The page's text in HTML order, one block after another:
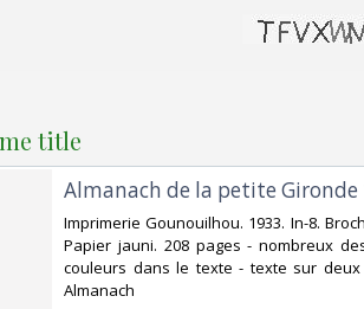
title
‎Almanach de la petite Gironde
‎Imprimerie Gounouilhou. 1933. In-8.
Papier jauni. 208 pages - nombreux
couleurs dans le texte - texte sur deux
Almanach‎